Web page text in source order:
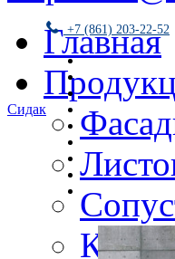
Сидак
+7 (861) 203-22-52
Главная